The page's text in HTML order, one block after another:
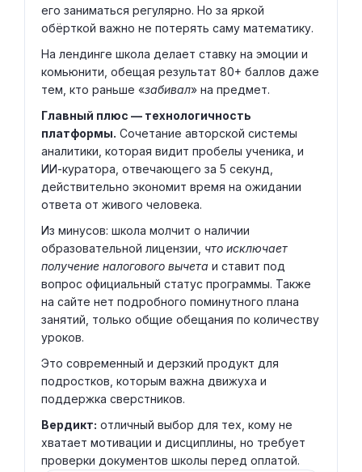
его заниматься регулярно. Но за яркой
обёрткой важно не потерять саму математику.
На лендинге школа делает ставку на эмоции и
комьюнити, обещая результат 80+ баллов даже
тем, кто раньше «забивал» на предмет.
Главный плюс — технологичность
платформы. Сочетание авторской системы
аналитики, которая видит пробелы ученика, и
ИИ-куратора, отвечающего за 5 секунд,
действительно экономит время на ожидании
ответа от живого человека.
Из минусов: школа молчит о наличии
образовательной лицензии, что исключает
получение налогового вычета и ставит под
вопрос официальный статус программы. Также
на сайте нет подробного поминутного плана
занятий, только общие обещания по количеству
уроков.
Это современный и дерзкий продукт для
подростков, которым важна движуха и
поддержка сверстников.
Вердикт: отличный выбор для тех, кому не
хватает мотивации и дисциплины, но требует
проверки документов школы перед оплатой.